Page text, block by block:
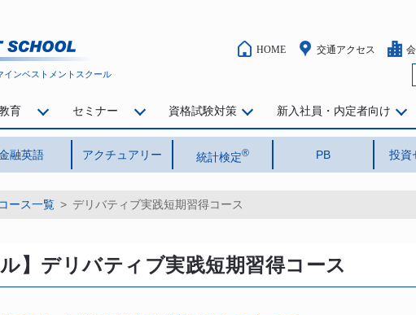
ル
インベストメントスクール
融英語 アクチュアリー 統計検定® PB 投資
育 セミナー 資格試験対策 新入社員・内定者向け
HOME 交通アクセス
コース一覧 > デリバティブ実践短期習得コース
ル】デリバティブ実践短期習得コース